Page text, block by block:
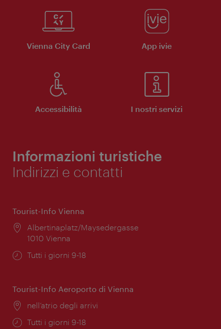
Vienna City Card App ivie
Accessibilità I nostri servizi
Informazioni turistiche
Indirizzi e contatti
Tourist-Info Vienna
Posizione:
Albertinaplatz/Maysedergasse
1010 Vienna
Orari
Tutti i giorni 9-18
Tourist-Info Aeroporto di Vienna
Posizione:
nell’atrio degli arrivi
Orari
Tutti i giorni 9-18